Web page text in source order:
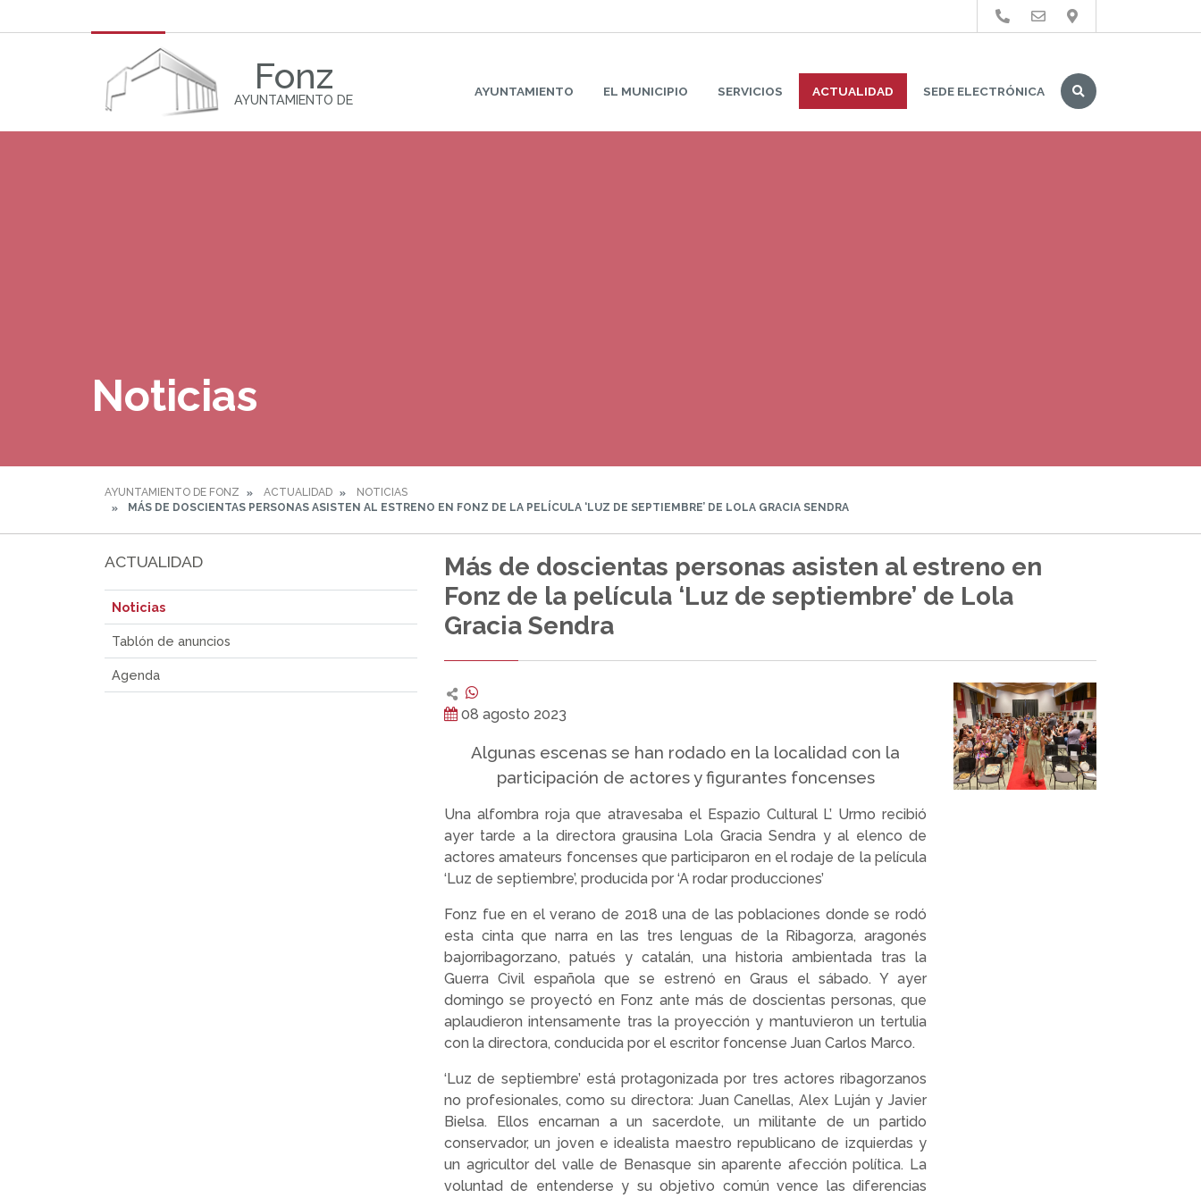
Fonz
AYUNTAMIENTO DE
AYUNTAMIENTO EL MUNICIPIO SERVICIOS ACTUALIDAD SEDE ELECTRÓNICA
Buscar
Noticias
AYUNTAMIENTO DE FONZ ACTUALIDAD
NOTICIAS
MÁS DE DOSCIENTAS PERSONAS ASISTEN AL ESTRENO EN FONZ DE LA PELÍCULA ‘LUZ DE SEPTIEMBRE’ DE LOLA GRACIA SENDRA
ACTUALIDAD
Noticias
Tablón de anuncios
Agenda
Más de doscientas personas asisten al estreno en
Fonz de la película ‘Luz de septiembre’ de Lola
Gracia Sendra
08 agosto 2023
Algunas escenas se han rodado en la localidad con la
participación de actores y figurantes foncenses
Una alfombra roja que atravesaba el Espazio Cultural L’ Urmo recibió
ayer tarde a la directora grausina Lola Gracia Sendra y al elenco de
actores amateurs foncenses que participaron en el rodaje de la película
‘Luz de septiembre’, producida por ‘A rodar producciones’
Fonz fue en el verano de 2018 una de las poblaciones donde se rodó
esta cinta que narra en las tres lenguas de la Ribagorza, aragonés
bajorribagorzano, patués y catalán, una historia ambientada tras la
Guerra Civil española que se estrenó en Graus el sábado. Y ayer
domingo se proyectó en Fonz ante más de doscientas personas, que
aplaudieron intensamente tras la proyección y mantuvieron un tertulia
con la directora, conducida por el escritor foncense Juan Carlos Marco.
‘Luz de septiembre’ está protagonizada por tres actores ribagorzanos
no profesionales, como su directora: Juan Canellas, Alex Luján y Javier
Bielsa. Ellos encarnan a un sacerdote, un militante de un partido
conservador, un joven e idealista maestro republicano de izquierdas y
un agricultor del valle de Benasque sin aparente afección política. La
voluntad de entenderse y su objetivo común vence las diferencias